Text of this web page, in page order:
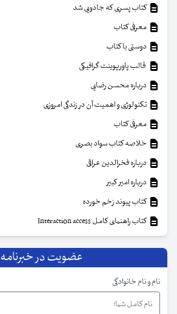
کتاب پسری که جادویی شد
معرفی کتاب
دوستی با کتاب
قالب پاورپوینت گرافیکی
درباره محسن رضایی
تکنولوژی و اهمیت آن در زندگی امروزی
معرفی کتاب
خلاصه کتاب سواد بصری
درباره فخرالدین عراقی
درباره امیر کبیر
کتاب پیوند زخم خورده
کتاب راهنمای کامل Interaction access
عضویت در خبرنامه
نام و نام خانوادگی